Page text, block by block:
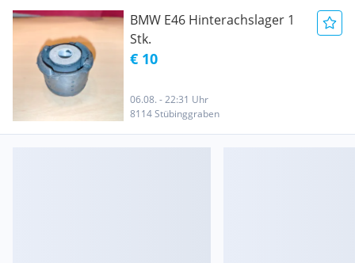
BMW E46 Hinterachslager 1
Stk.
€ 10
06.08. - 22:31 Uhr
8114 Stübinggraben